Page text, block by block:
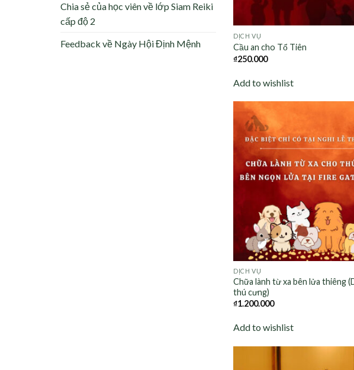
Chia sẻ của học viên về lớp Siam Reiki
cấp độ 2
Feedback về Ngày Hội Định Mệnh
DỊCH VỤ
Cầu an cho Tổ Tiên
₫250.000
Add to wishlist
DỊCH VỤ
Chữa lành từ xa bên lửa thiêng
thú cưng)
₫1.200.000
Add to wishlist